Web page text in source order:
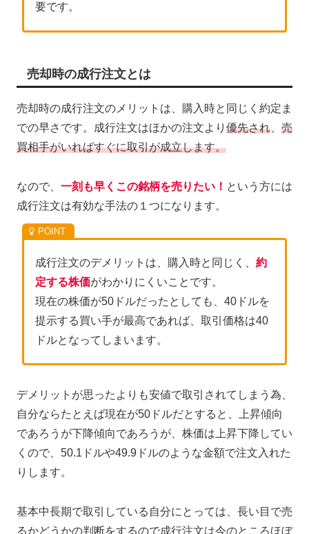
要です。
売却時の成行注文とは
売却時の成行注文のメリットは、購入時と同じく約定ま
での早さです。成行注文はほかの注文より 優先され
売
買相手がいればすぐに取引が成立します。
なので、 一刻も早くこの銘柄を売りたい！ という方には
成行注文は有効な手法の１つになります。
成行注文のデメリットは、購入時と同じく、 約
定する株価がわかりにくいことです。
現在の株価が50ドルだったとしても、40ドルを
提示する買い手が最高であれば、取引価格は40
ドルとなってしまいます。
デメリットが思ったよりも安値で取引されてしまう為、
自分ならたとえば現在が50ドルだとすると、上昇傾向
であろうが下降傾向であろうが、株価は上昇下降してい
くので、50.1ドルや49.9ドルのような金額で注文入れた
りします。
基本中長期で取引している自分にとっては、長い目で売
るかどうかの判断をするので成行注文は今のところほぼ